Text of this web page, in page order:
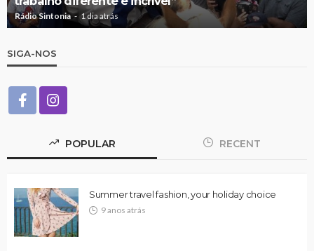
Rádio Sintonia 1 dia atrás
SIGA-NOS
POPULAR RECENT
Summer travel fashion, your holiday choice
9 anos atrás